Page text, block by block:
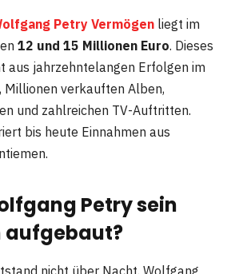
Petry Vermögen liegt im
12 und 15 Millionen Euro. Dieses
aus jahrzehntelangen Erfolgen im
Millionen verkauften Alben,
und zahlreichen TV-Auftritten.
bis heute Einnahmen aus
Petry sein
aufgebaut?